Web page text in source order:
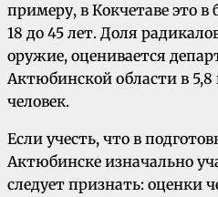
примеру, в Кокчетаве это
18 до 45 лет. Доля
оружие, оценивается
Актюбинской области в 5,8
человек.
Если учесть, что в
Актюбинске изначально
следует признать: оценки